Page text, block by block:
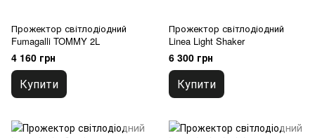
Прожектор світлодіодний
Fumagalli TOMMY 2L
4 160 грн
Купити
Прожектор світлодіодний
Linea Light Shaker
6 300 грн
Купити